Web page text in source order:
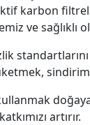
karbon
ve sağlıklı
artırır.